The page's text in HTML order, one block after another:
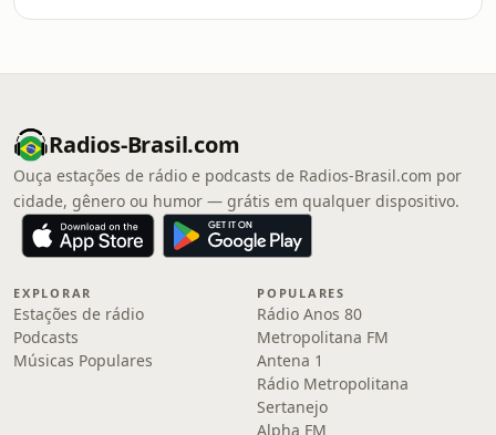
Radios-Brasil.com
Ouça estações de rádio e podcasts de Radios-Brasil.com por
cidade, gênero ou humor — grátis em qualquer dispositivo.
EXPLORAR
Estações de rádio
Podcasts
Músicas Populares
POPULARES
Rádio Anos 80
Metropolitana FM
Antena 1
Rádio Metropolitana
Sertanejo
Alpha FM